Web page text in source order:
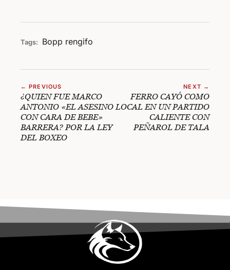
Tags: Bopp rengifo
← PREVIOUS
¿QUIEN FUE MARCO
ANTONIO «EL ASESINO
CON CARA DE BEBE»
BARRERA? POR LA LEY
DEL BOXEO
NEXT →
FERRO CAYÓ COMO
LOCAL EN UN PARTIDO
CALIENTE CON
PEÑAROL DE TALA